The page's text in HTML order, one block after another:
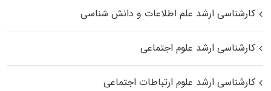
کارشناسی ارشد علم اطلاعات و دانش شناسی
کارشناسی ارشد علوم اجتماعی
کارشناسی ارشد علوم ارتباطات اجتماعی